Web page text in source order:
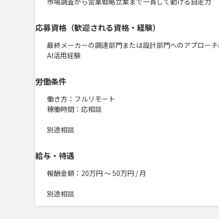
応募資格（歓迎される資格・経験）
最終メーカーの調達部門または設計部門へのアプロー
AI活用経験
労働条件
働き方：フルリモート
稼働時間：応相談
別途相談
給与・待遇
報酬金額：20万円 〜 50万円 / 月
別途相談